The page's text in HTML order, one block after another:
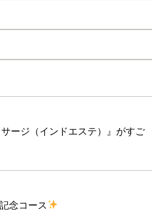
サージ（インドエステ）』がすご
念コース